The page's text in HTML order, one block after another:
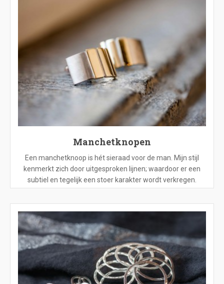
Manchetknopen
Een manchetknoop is hét sieraad voor de man. Mijn stijl
kenmerkt zich door uitgesproken lijnen; waardoor er een
subtiel en tegelijk een stoer karakter wordt verkregen.